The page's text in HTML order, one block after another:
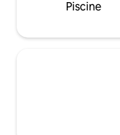
Piscine